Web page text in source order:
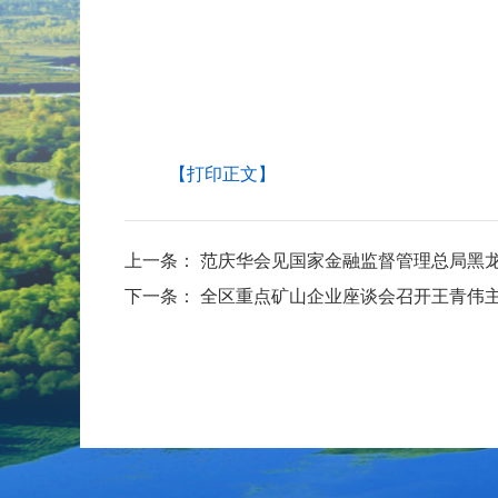
【打印正文】
上一条：
范庆华会见国家金融监督管理总局黑
下一条：
全区重点矿山企业座谈会召开王青伟